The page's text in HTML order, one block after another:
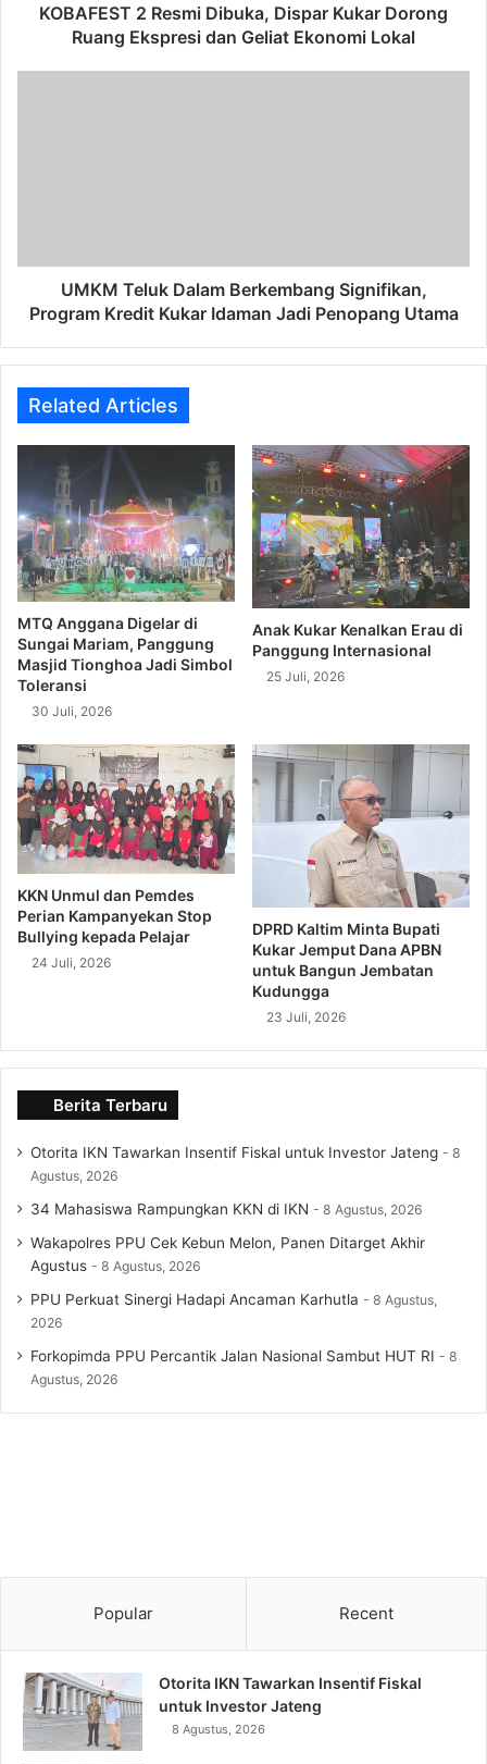
danKOBAFEST 2 Resmi Dibuka, Dispar Kukar Dorong
Ruang Ekspresi dan Geliat Ekonomi Lokal
Idaman
Penopang
UMKM Teluk Dalam Berkembang Signifikan,
Program Kredit Kukar Idaman Jadi Penopang Utama
Related Articles
MTQ Anggana Digelar di
Sungai Mariam, Panggung
Masjid Tionghoa Jadi Simbol
Toleransi
30 Juli, 2026
Anak Kukar Kenalkan Erau di
Panggung Internasional
25 Juli, 2026
KKN Unmul dan Pemdes
Perian Kampanyekan Stop
Bullying kepada Pelajar
24 Juli, 2026
DPRD Kaltim Minta Bupati
Kukar Jemput Dana APBN
untuk Bangun Jembatan
Kudungga
23 Juli, 2026
Berita Terbaru
Otorita IKN Tawarkan Insentif Fiskal untuk Investor Jateng
8
Agustus, 2026
34 Mahasiswa Rampungkan KKN di IKN 8 Agustus, 2026
Wakapolres PPU Cek Kebun Melon, Panen Ditarget Akhir
Agustus
8 Agustus, 2026
PPU Perkuat Sinergi Hadapi Ancaman Karhutla
8 Agustus,
2026
Forkopimda PPU Percantik Jalan Nasional Sambut HUT RI
8
Agustus, 2026
Popular Recent
Otorita IKN Tawarkan Insentif Fiskal
untuk Investor Jateng
8 Agustus, 2026